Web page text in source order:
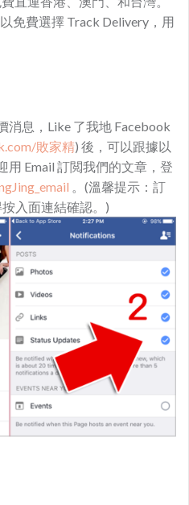
免費選擇 Track Delivery，用
消息，Like 了我地 Facebook
敗家精) 後，可以跟據以
用 Email 訂閲我們的文章，登
。(溫馨提示：訂
入面連結確認。)